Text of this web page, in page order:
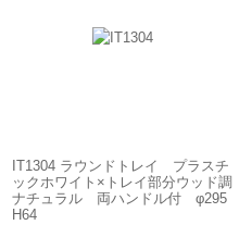
IT1304 ラウンドトレイ プラスチ
ックホワイト×トレイ部分ウッド調
ナチュラル 両ハンドル付 φ295
H64